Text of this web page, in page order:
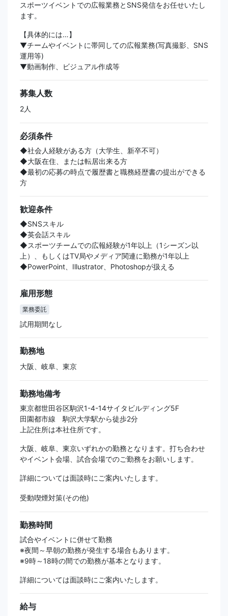
スポーツイベントでの広報業務とSNS発信をお任せいたし
ます。
【具体的には…】
▼チームやイベントに帯同しての広報業務(写真撮影、SNS
運用等)
▼動画制作、ビジュアル作成等
募集人数
2人
必須条件
◆社会人経験がある方（大学生、新卒不可）
◆大阪在住、または転居出来る方
◆最初の応募の時点で履歴書と職務経歴書の提出ができる
方
歓迎条件
◆SNSスキル
◆英会話スキル
◆スポーツチームでの広報経験が1年以上（1シーズン以
上）、もしくはTV局やメディア関連に勤務が1年以上
◆PowerPoint、Illustrator、Photoshopが扱える
雇用形態
業務委託
試用期間なし
勤務地
大阪、岐阜、東京
勤務地備考
東京都世田谷区駒沢1-4-14サイタビルディング5F
田園都市線 駒沢大学駅から徒歩2分
上記住所は本社住所です。
大阪、岐阜、東京いずれかの勤務となります。打ち合わせ
やイベント会場、試合会場でのご勤務をお願いします。
詳細については面談時にご案内いたします。
受動喫煙対策(その他)
勤務時間
試合やイベントに併せて勤務
※夜間～早朝の勤務が発生する場合もあります。
※9時～18時の間での勤務が基本となります。
詳細については面談時にご案内いたします。
給与